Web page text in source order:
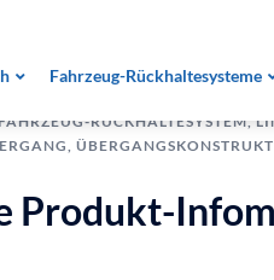
Fahrzeug-Rückhaltesysteme
RÜCKHALTESYSTEM,
,
Produkt-